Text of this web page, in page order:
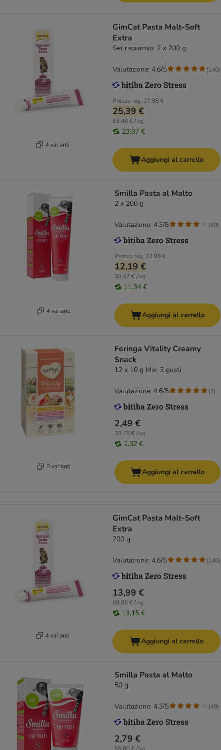
4 varianti
GimCat Pasta Malt-Soft
Extra
Set risparmio: 2 x 200 g
Prezzo reg. 27,98 €
25,39 €
63,48 € / kg
23,87 €
Valutazione: 4.6/5 (140)
Aggiungi al carrello
4 varianti
Smilla Pasta al Malto
2 x 200 g
Prezzo reg. 12,98 €
12,19 €
30,47 € / kg
11,34 €
Valutazione: 4.3/5 (49)
Aggiungi al carrello
8 varianti
Feringa Vitality Creamy
Snack
12 x 10 g Mix: 3 gusti
2,49 €
20,75 € / kg
2,32 €
Valutazione: 4.6/5 (7)
Aggiungi al carrello
4 varianti
GimCat Pasta Malt-Soft
Extra
200 g
13,99 €
69,95 € / kg
13,15 €
Valutazione: 4.6/5 (140)
Aggiungi al carrello
Smilla Pasta al Malto
50 g
2,79 €
Valutazione: 4.3/5 (49)